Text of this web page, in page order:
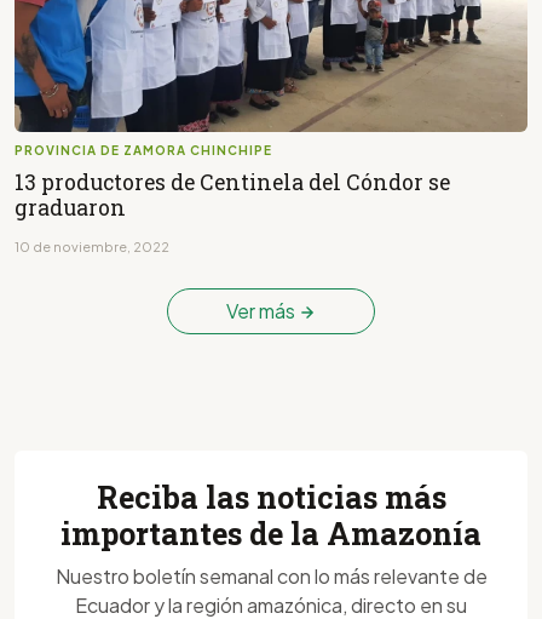
PROVINCIA DE ZAMORA CHINCHIPE
13 productores de Centinela del Cóndor se
graduaron
10 de noviembre, 2022
Ver más
Reciba las noticias más
importantes de la Amazonía
Nuestro boletín semanal con lo más relevante de
Ecuador y la región amazónica, directo en su